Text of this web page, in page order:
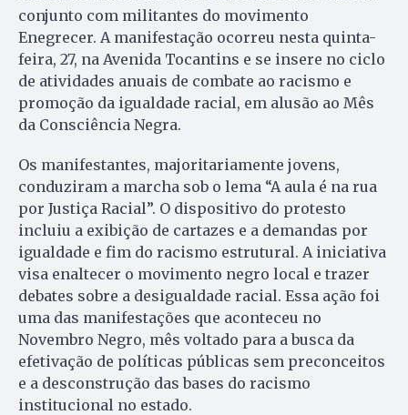
conjunto com militantes do movimento
Enegrecer. A manifestação ocorreu nesta quinta-
feira, 27, na Avenida Tocantins e se insere no ciclo
de atividades anuais de combate ao racismo e
promoção da igualdade racial, em alusão ao Mês
da Consciência Negra.
Os manifestantes, majoritariamente jovens,
conduziram a marcha sob o lema “A aula é na rua
por Justiça Racial”. O dispositivo do protesto
incluiu a exibição de cartazes e a demandas por
igualdade e fim do racismo estrutural. A iniciativa
visa enaltecer o movimento negro local e trazer
debates sobre a desigualdade racial. Essa ação foi
uma das manifestações que aconteceu no
Novembro Negro, mês voltado para a busca da
efetivação de políticas públicas sem preconceitos
e a desconstrução das bases do racismo
institucional no estado.